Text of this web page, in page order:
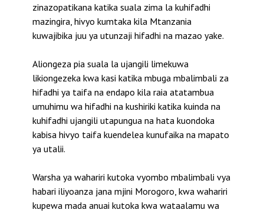
zinazopatikana katika suala zima la kuhifadhi
mazingira, hivyo kumtaka kila Mtanzania
kuwajibika juu ya utunzaji hifadhi na mazao yake.
Aliongeza pia suala la ujangili limekuwa
likiongezeka kwa kasi katika mbuga mbalimbali za
hifadhi ya taifa na endapo kila raia atatambua
umuhimu wa hifadhi na kushiriki katika kuinda na
kuhifadhi ujangili utapungua na hata kuondoka
kabisa hivyo taifa kuendelea kunufaika na mapato
ya utalii.
Warsha ya wahariri kutoka vyombo mbalimbali vya
habari iliyoanza jana mjini Morogoro, kwa wahariri
kupewa mada anuai kutoka kwa wataalamu wa